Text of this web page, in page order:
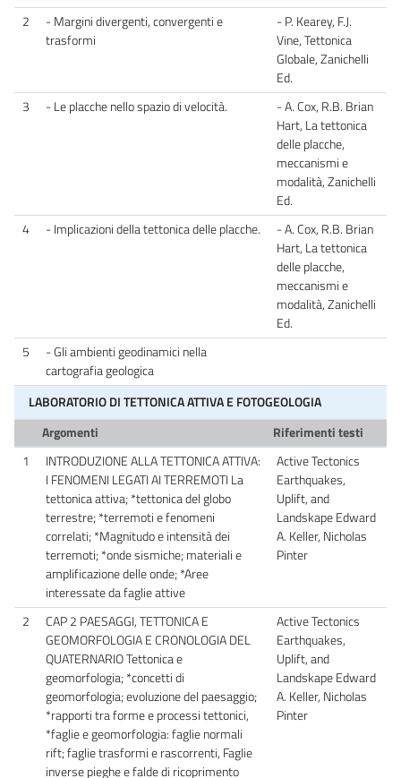
2
- Margini divergenti, convergenti e
trasformi
- P. Kearey, F.J.
Vine, Tettonica
Globale, Zanichelli
Ed.
3
- Le placche nello spazio di velocità.
- A. Cox, R.B. Brian
Hart, La tettonica
delle placche,
meccanismi e
modalità, Zanichelli
Ed.
4
- Implicazioni della tettonica delle placche.
- A. Cox, R.B. Brian
Hart, La tettonica
delle placche,
meccanismi e
modalità, Zanichelli
Ed.
5
- Gli ambienti geodinamici nella
cartografia geologica
LABORATORIO DI TETTONICA ATTIVA E FOTOGEOLOGIA
Argomenti
Riferimenti testi
1
INTRODUZIONE ALLA TETTONICA ATTIVA:
I FENOMENI LEGATI AI TERREMOTI La
tettonica attiva; *tettonica del globo
terrestre; *terremoti e fenomeni
correlati; *Magnitudo e intensità dei
terremoti; *onde sismiche; materiali e
amplificazione delle onde; *Aree
interessate da faglie attive
Active Tectonics
Earthquakes,
Uplift, and
Landskape Edward
A. Keller, Nicholas
Pinter
2
CAP 2 PAESAGGI, TETTONICA E
GEOMORFOLOGIA E CRONOLOGIA DEL
QUATERNARIO Tettonica e
geomorfologia; *concetti di
geomorfologia; evoluzione del paesaggio;
*rapporti tra forme e processi tettonici,
*faglie e geomorfologia: faglie normali
rift; faglie trasformi e rascorrenti, Faglie
inverse pieghe e falde di ricoprimento
Active Tectonics
Earthquakes,
Uplift, and
Landskape Edward
A. Keller, Nicholas
Pinter